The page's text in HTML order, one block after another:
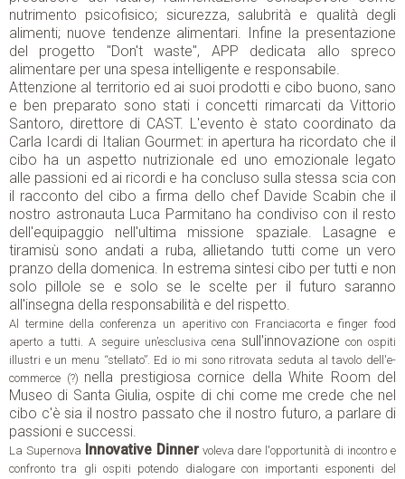
nutrimento psicofisico; sicurezza, salubrità e qualità degli
alimenti; nuove tendenze alimentari. Infine la presentazione
del progetto "Don't waste", APP dedicata allo spreco
alimentare per una spesa intelligente e responsabile.
Attenzione al territorio ed ai suoi prodotti e cibo buono, sano
e ben preparato sono stati i concetti rimarcati da Vittorio
Santoro, direttore di CAST. L'evento è stato coordinato da
Carla Icardi di Italian Gourmet: in apertura ha ricordato che il
cibo ha un aspetto nutrizionale ed uno emozionale legato
alle passioni ed ai ricordi e ha concluso sulla stessa scia con
il racconto del cibo a firma dello chef Davide Scabin che il
nostro astronauta Luca Parmitano ha condiviso con il resto
dell'equipaggio nell'ultima missione spaziale. Lasagne e
tiramisù sono andati a ruba, allietando tutti come un vero
pranzo della domenica. In estrema sintesi cibo per tutti e non
solo pillole se e solo se le scelte per il futuro saranno
all'insegna della responsabilità e del rispetto.
Al termine della conferenza un aperitivo con Franciacorta e finger food
aperto a tutti. A seguire un’esclusiva cena sull'innovazione con ospiti
illustri e un menu “stellato”. Ed io mi sono ritrovata seduta al tavolo dell'e-
commerce (?) nella prestigiosa cornice della White Room del
Museo di Santa Giulia, ospite di chi come me crede che nel
cibo c'è sia il nostro passato che il nostro futuro, a parlare di
passioni e successi.
La Supernova Innovative Dinnervoleva dare l'opportunità di incontro e
confronto tra gli ospiti potendo dialogare con importanti esponenti del